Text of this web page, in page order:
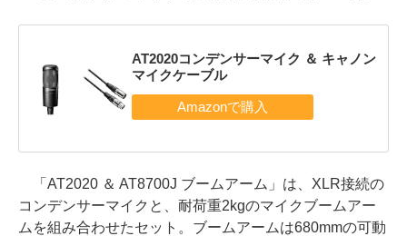
AT2020コンデンサーマイク ＆ キャノン
マイクケーブル
「AT2020 ＆ AT8700J ブームアーム」は、XLR接続の
コンデンサーマイクと、耐荷重2kgのマイクブームアー
ムを組み合わせたセット。ブームアームは680mmの可動